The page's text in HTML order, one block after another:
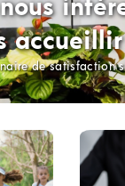
accueillir
de satisfaction